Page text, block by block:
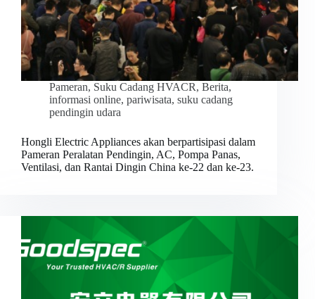
Pameran, Suku Cadang HVACR, Berita,
informasi online, pariwisata, suku cadang
pendingin udara
Hongli Electric Appliances akan berpartisipasi dalam
Pameran Peralatan Pendingin, AC, Pompa Panas,
Ventilasi, dan Rantai Dingin China ke-22 dan ke-23.